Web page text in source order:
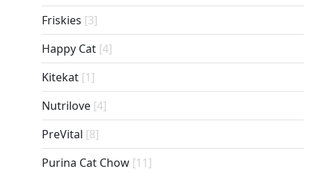
Friskies [3]
Happy Cat [4]
Kitekat [1]
Nutrilove [4]
PreVital [8]
Purina Cat Chow [11]